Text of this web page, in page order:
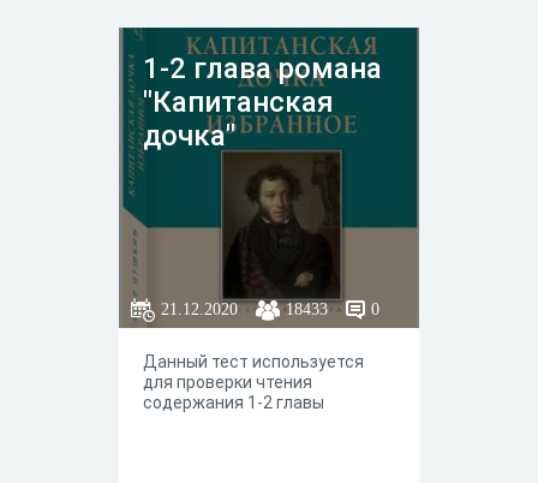
1-2 глава романа
"Капитанская
дочка"
21.12.2020 18433 0
Данный тест используется
для проверки чтения
содержания 1-2 главы